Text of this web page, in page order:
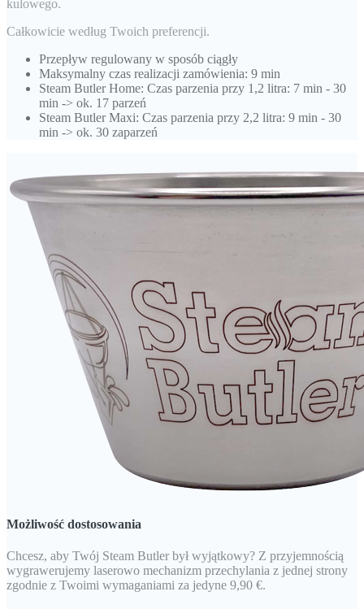
kulowego.
Całkowicie według Twoich preferencji.
Przepływ regulowany w sposób ciągły
Maksymalny czas realizacji zamówienia: 9 min
Steam Butler Home: Czas parzenia przy 1,2 litra: 7 min - 30
min -> ok. 17 parzeń
Steam Butler Maxi: Czas parzenia przy 2,2 litra: 9 min - 30
min -> ok. 30 zaparzeń
Możliwość dostosowania
Chcesz, aby Twój Steam Butler był wyjątkowy? Z przyjemnością
wygrawerujemy laserowo mechanizm przechylania z jednej strony
zgodnie z Twoimi wymaganiami za jedyne 9,90 €.